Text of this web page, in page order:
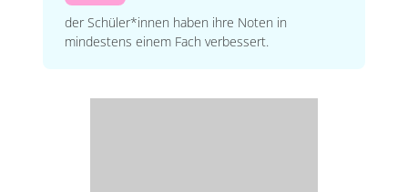
der Schüler*innen haben ihre Noten in
mindestens einem Fach verbessert.